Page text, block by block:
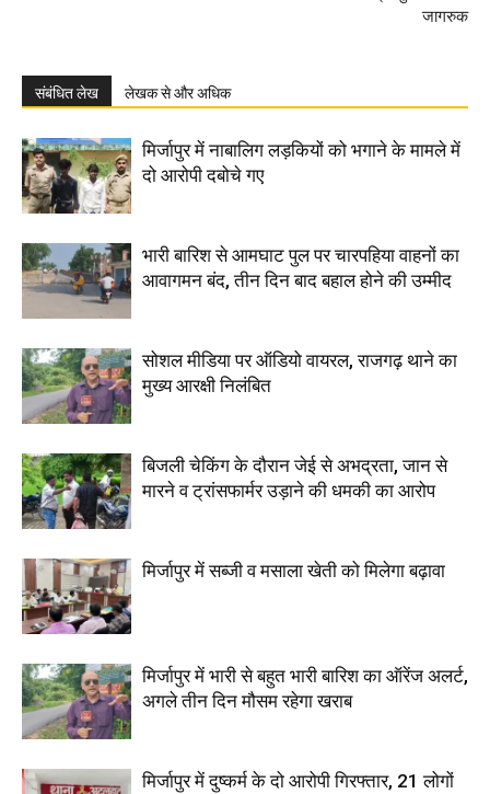
जागरुक
संबंधित लेख लेखक से और अधिक
मिर्जापुर में नाबालिग लड़कियों को भगाने के मामले में
दो आरोपी दबोचे गए
भारी बारिश से आमघाट पुल पर चारपहिया वाहनों का
आवागमन बंद, तीन दिन बाद बहाल होने की उम्मीद
सोशल मीडिया पर ऑडियो वायरल, राजगढ़ थाने का
मुख्य आरक्षी निलंबित
बिजली चेकिंग के दौरान जेई से अभद्रता, जान से
मारने व ट्रांसफार्मर उड़ाने की धमकी का आरोप
मिर्जापुर में सब्जी व मसाला खेती को मिलेगा बढ़ावा
मिर्जापुर में भारी से बहुत भारी बारिश का ऑरेंज अलर्ट,
अगले तीन दिन मौसम रहेगा खराब
मिर्जापुर में दुष्कर्म के दो आरोपी गिरफ्तार, 21 लोगों